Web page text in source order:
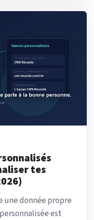
tes
une donnée propre
est